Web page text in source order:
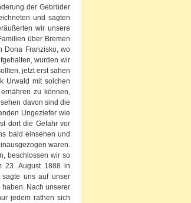
der Gebrüder
und sagten
wir unsere
über Bremen
Dona Franzisko, wo
wurden wir
jetzt erst sahen
Urwald mit solchen
zu können,
davon sind die
Ungeziefer wie
dort die Gefahr vor
bald einsehen und
waren.
beschlossen wir so
23. August 1888 in
sagte uns auf unser
haben. Nach unserer
jedem rathen sich